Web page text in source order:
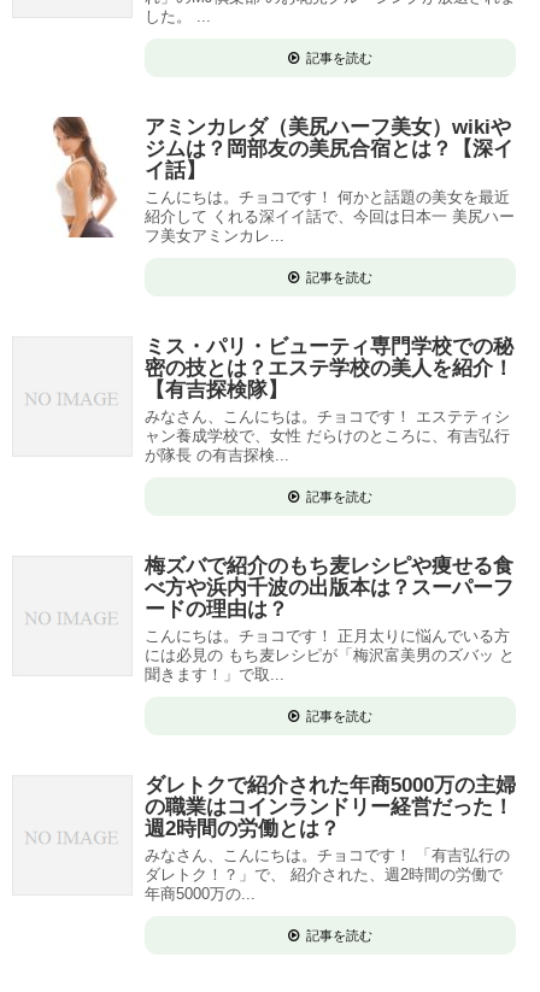
した。 ...
記事を読む
アミンカレダ（美尻ハーフ美女）wikiや
ジムは？岡部友の美尻合宿とは？【深イ
イ話】
こんにちは。チョコです！ 何かと話題の美女を最近
紹介して くれる深イイ話で、今回は日本一 美尻ハー
フ美女アミンカレ...
記事を読む
ミス・パリ・ビューティ専門学校での秘
密の技とは？エステ学校の美人を紹介！
【有吉探検隊】
みなさん、こんにちは。チョコです！ エステティシ
ャン養成学校で、女性 だらけのところに、有吉弘行
が隊長 の有吉探検...
記事を読む
梅ズバで紹介のもち麦レシピや痩せる食
べ方や浜内千波の出版本は？スーパーフ
ードの理由は？
こんにちは。チョコです！ 正月太りに悩んでいる方
には必見の もち麦レシピが「梅沢富美男のズバッ と
聞きます！」で取...
記事を読む
ダレトクで紹介された年商5000万の主婦
の職業はコインランドリー経営だった！
週2時間の労働とは？
みなさん、こんにちは。チョコです！ 「有吉弘行の
ダレトク！？」で、 紹介された、週2時間の労働で
年商5000万の...
記事を読む